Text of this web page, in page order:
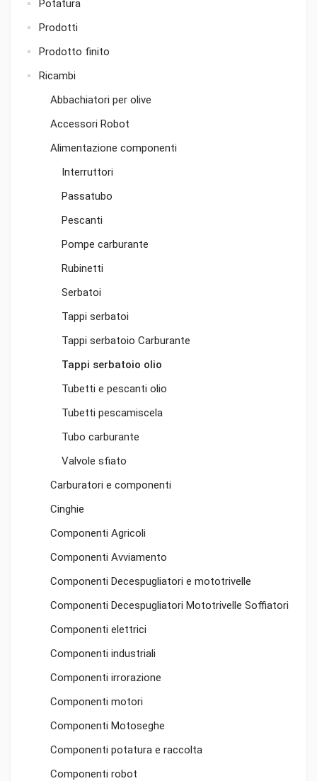
Potatura
Prodotti
Prodotto finito
Ricambi
Abbachiatori per olive
Accessori Robot
Alimentazione componenti
Interruttori
Passatubo
Pescanti
Pompe carburante
Rubinetti
Serbatoi
Tappi serbatoi
Tappi serbatoio Carburante
Tappi serbatoio olio
Tubetti e pescanti olio
Tubetti pescamiscela
Tubo carburante
Valvole sfiato
Carburatori e componenti
Cinghie
Componenti Agricoli
Componenti Avviamento
Componenti Decespugliatori e mototrivelle
Componenti Decespugliatori Mototrivelle Soffiatori
Componenti elettrici
Componenti industriali
Componenti irrorazione
Componenti motori
Componenti Motoseghe
Componenti potatura e raccolta
Componenti robot